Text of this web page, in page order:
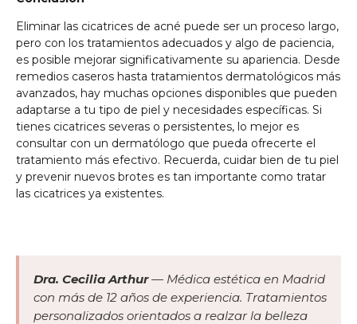
Eliminar las cicatrices de acné puede ser un proceso largo,
pero con los tratamientos adecuados y algo de paciencia,
es posible mejorar significativamente su apariencia. Desde
remedios caseros hasta tratamientos dermatológicos más
avanzados, hay muchas opciones disponibles que pueden
adaptarse a tu tipo de piel y necesidades específicas. Si
tienes cicatrices severas o persistentes, lo mejor es
consultar con un dermatólogo que pueda ofrecerte el
tratamiento más efectivo. Recuerda, cuidar bien de tu piel
y prevenir nuevos brotes es tan importante como tratar
las cicatrices ya existentes.
Dra. Cecilia Arthur— Médica estética en Madrid
con más de 12 años de experiencia. Tratamientos
personalizados orientados a realzar la belleza